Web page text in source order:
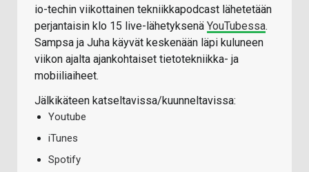
io-techin viikottainen tekniikkapodcast lähetetään
perjantaisin klo 15 live-lähetyksenä YouTubessa.
Sampsa ja Juha käyvät keskenään läpi kuluneen
viikon ajalta ajankohtaiset tietotekniikka- ja
mobiiliaiheet.
Jälkikäteen katseltavissa/kuunneltavissa:
Youtube
iTunes
Spotify